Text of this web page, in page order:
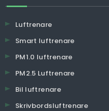
Luftrenare
Smart luftrenare
PM1.0 luftrenare
PM2.5 Luftrenare
Bil luftrenare
Skrivbordsluftrenare